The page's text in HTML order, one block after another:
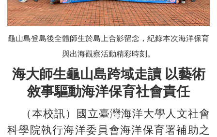
龜山島登島後全體師生於島上合影留念，紀錄本次海洋保育
與出海觀察活動精彩時刻。
海大師生龜山島跨域走讀 以藝術
敘事驅動海洋保育社會責任
（本校訊）國立臺灣海洋大學人文社會
科學院執行海洋委員會海洋保育署補助之